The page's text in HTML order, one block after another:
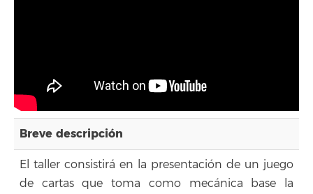
Breve descripción
El taller consistirá en la presentación de un juego
de cartas que toma como mecánica base la